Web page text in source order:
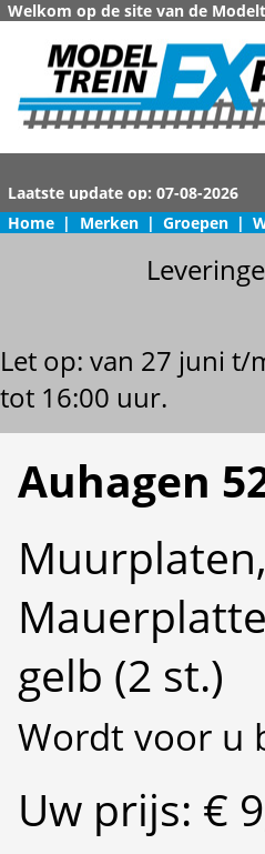
Welkom op de site van de
Home | Merken | Groepen |
Let op: van 27 juni t/
tot 16:00 uur.
Auhagen
gelb (2 st.)
Wordt voor u
Uw prijs: €